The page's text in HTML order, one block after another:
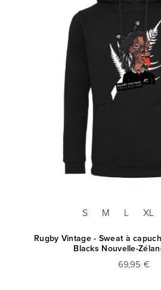
S M L XL
Rugby Vintage - Sweat à
Blacks Nouvelle-
69,95 €